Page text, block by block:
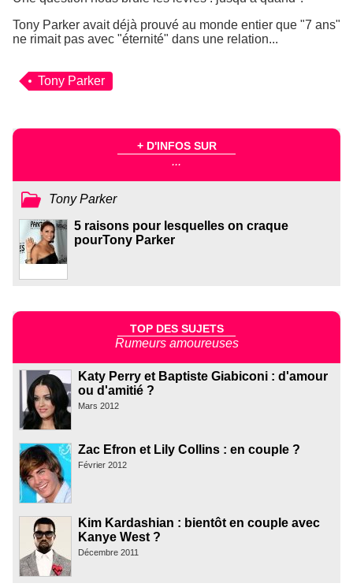
Tony Parker avait déjà prouvé au monde entier que "7 ans"
ne rimait pas avec "éternité" dans une relation...
Tony Parker
+ D'INFOS SUR
...
Tony Parker
5 raisons pour lesquelles on craque
pourTony Parker
TOP DES SUJETS
Rumeurs amoureuses
Katy Perry et Baptiste Giabiconi : d'amour
ou d'amitié ?
Mars 2012
Zac Efron et Lily Collins : en couple ?
Février 2012
Kim Kardashian : bientôt en couple avec
Kanye West ?
Décembre 2011